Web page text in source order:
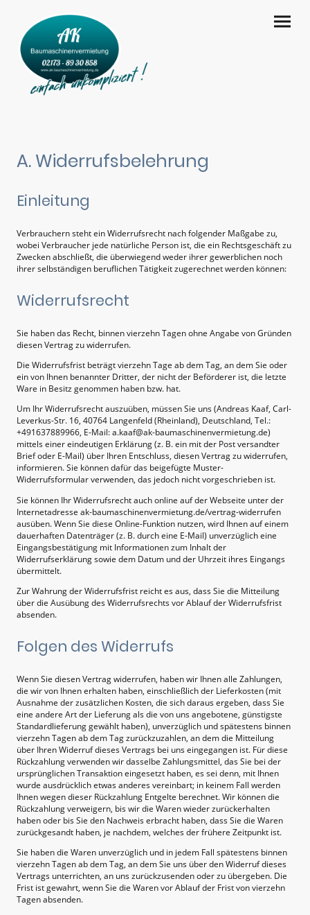
A. Widerrufsbelehrung
Einleitung
Verbrauchern steht ein Widerrufsrecht nach folgender Maßgabe zu,
wobei Verbraucher jede natürliche Person ist, die ein Rechtsgeschäft zu
Zwecken abschließt, die überwiegend weder ihrer gewerblichen noch
ihrer selbständigen beruflichen Tätigkeit zugerechnet werden können:
Widerrufsrecht
Sie haben das Recht, binnen vierzehn Tagen ohne Angabe von Gründen
diesen Vertrag zu widerrufen.
Die Widerrufsfrist beträgt vierzehn Tage ab dem Tag, an dem Sie oder
ein von Ihnen benannter Dritter, der nicht der Beförderer ist, die letzte
Ware in Besitz genommen haben bzw. hat.
Um Ihr Widerrufsrecht auszuüben, müssen Sie uns (Andreas Kaaf, Carl-
Leverkus-Str. 16, 40764 Langenfeld (Rheinland), Deutschland, Tel.:
+491637889966, E-Mail: a.kaaf@ak-baumaschinenvermietung.de)
mittels einer eindeutigen Erklärung (z. B. ein mit der Post versandter
Brief oder E-Mail) über Ihren Entschluss, diesen Vertrag zu widerrufen,
informieren. Sie können dafür das beigefügte Muster-
Widerrufsformular verwenden, das jedoch nicht vorgeschrieben ist.
Sie können Ihr Widerrufsrecht auch online auf der Webseite unter der
Internetadresse ak-baumaschinenvermietung.de/vertrag-widerrufen
ausüben. Wenn Sie diese Online-Funktion nutzen, wird Ihnen auf einem
dauerhaften Datenträger (z. B. durch eine E-Mail) unverzüglich eine
Eingangsbestätigung mit Informationen zum Inhalt der
Widerrufserklärung sowie dem Datum und der Uhrzeit ihres Eingangs
übermittelt.
Zur Wahrung der Widerrufsfrist reicht es aus, dass Sie die Mitteilung
über die Ausübung des Widerrufsrechts vor Ablauf der Widerrufsfrist
absenden.
Folgen des Widerrufs
Wenn Sie diesen Vertrag widerrufen, haben wir Ihnen alle Zahlungen,
die wir von Ihnen erhalten haben, einschließlich der Lieferkosten (mit
Ausnahme der zusätzlichen Kosten, die sich daraus ergeben, dass Sie
eine andere Art der Lieferung als die von uns angebotene, günstigste
Standardlieferung gewählt haben), unverzüglich und spätestens binnen
vierzehn Tagen ab dem Tag zurückzuzahlen, an dem die Mitteilung
über Ihren Widerruf dieses Vertrags bei uns eingegangen ist. Für diese
Rückzahlung verwenden wir dasselbe Zahlungsmittel, das Sie bei der
ursprünglichen Transaktion eingesetzt haben, es sei denn, mit Ihnen
wurde ausdrücklich etwas anderes vereinbart; in keinem Fall werden
Ihnen wegen dieser Rückzahlung Entgelte berechnet. Wir können die
Rückzahlung verweigern, bis wir die Waren wieder zurückerhalten
haben oder bis Sie den Nachweis erbracht haben, dass Sie die Waren
zurückgesandt haben, je nachdem, welches der frühere Zeitpunkt ist.
Sie haben die Waren unverzüglich und in jedem Fall spätestens binnen
vierzehn Tagen ab dem Tag, an dem Sie uns über den Widerruf dieses
Vertrags unterrichten, an uns zurückzusenden oder zu übergeben. Die
Frist ist gewahrt, wenn Sie die Waren vor Ablauf der Frist von vierzehn
Tagen absenden.